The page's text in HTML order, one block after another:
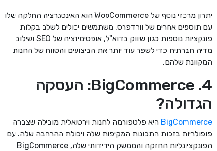
יתרון מרכזי נוסף של WooCommerce הוא האינטגרציה החלקה שלו
עם תוספים אחרים של וורדפרס. משתמשים יכולים לשלב בקלות
פונקציות נוספות כגון שיווק בדוא"ל, אופטימיזציה של SEO ושילוב
מדיה חברתית כדי לשפר עוד יותר את הביצועים והטווח של החנות
המקוונת שלהם.
4. BigCommerce: העסקה
הגדולה?
BigCommerce היא פלטפורמה לחנות וירטואלית מובילה שצברה
פופולריות בזכות התכונות המקיפות שלה ויכולת ההרחבה שלה. עם
הפונקציונליות החזקה והממשק הידידותי שלה, BigCommerce